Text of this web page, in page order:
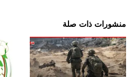
منشورات ذات صلة